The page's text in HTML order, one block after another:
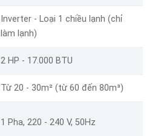
Inverter - Loại 1 chiều lạnh (chỉ
làm lạnh)
2 HP - 17.000 BTU
Từ 20 - 30m² (từ 60 đến 80m³)
1 Pha, 220 - 240 V, 50Hz